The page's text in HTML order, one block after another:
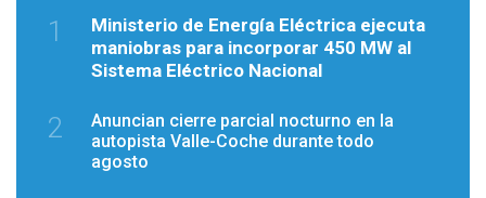
1
Ministerio de Energía Eléctrica ejecuta
maniobras para incorporar 450 MW al
Sistema Eléctrico Nacional
2
Anuncian cierre parcial nocturno en la
autopista Valle-Coche durante todo
agosto